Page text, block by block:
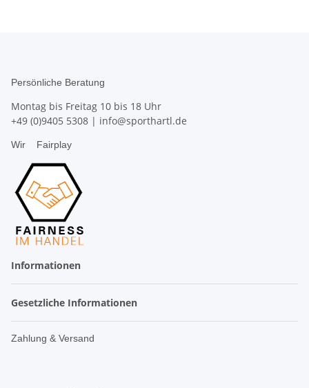
Persönliche Beratung
Montag bis Freitag 10 bis 18 Uhr
+49 (0)9405 5308 | info@sporthartl.de
Wir Fairplay
Informationen
Gesetzliche Informationen
Zahlung & Versand